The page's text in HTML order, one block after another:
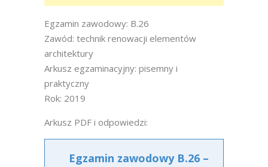
Egzamin zawodowy: B.26
Zawód: technik renowacji elementów
architektury
Arkusz egzaminacyjny: pisemny i
praktyczny
Rok: 2019
Arkusz PDF i odpowiedzi:
Egzamin zawodowy B.26 –